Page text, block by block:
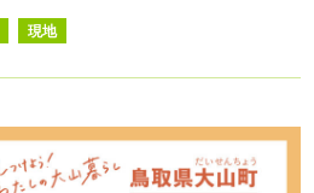
現地